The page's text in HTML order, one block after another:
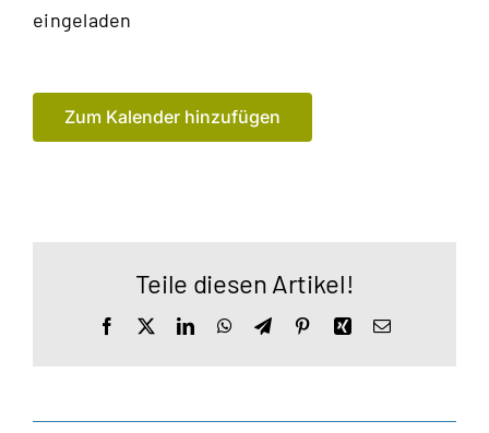
eingeladen
Zum Kalender hinzufügen
Teile diesen Artikel!
Facebook LinkedInWhatsApp
TelegramPinterestXingE-